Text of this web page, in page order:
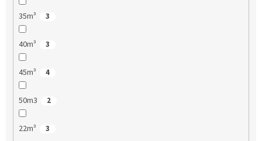
35m³ 3
40m³ 3
45m³ 4
50m3 2
22m³ 3